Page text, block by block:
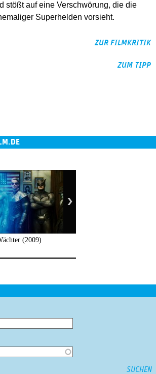
stößt auf eine Verschwörung, die die
Superhelden vorsieht.
ZUR FILMKRITIK
ZUM TIPP
(2009)